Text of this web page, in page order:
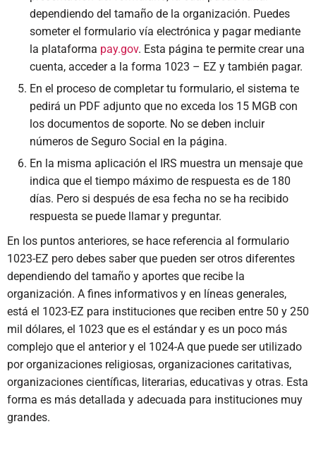
dependiendo del tamaño de la organización. Puedes
someter el formulario vía electrónica y pagar mediante
la plataforma pay.gov. Esta página te permite crear una
cuenta, acceder a la forma 1023 – EZ y también pagar.
En el proceso de completar tu formulario, el sistema te
pedirá un PDF adjunto que no exceda los 15 MGB con
los documentos de soporte. No se deben incluir
números de Seguro Social en la página.
En la misma aplicación el IRS muestra un mensaje que
indica que el tiempo máximo de respuesta es de 180
días. Pero si después de esa fecha no se ha recibido
respuesta se puede llamar y preguntar.
En los puntos anteriores, se hace referencia al formulario
1023-EZ pero debes saber que pueden ser otros diferentes
dependiendo del tamaño y aportes que recibe la
organización. A fines informativos y en líneas generales,
está el 1023-EZ para instituciones que reciben entre 50 y 250
mil dólares, el 1023 que es el estándar y es un poco más
complejo que el anterior y el 1024-A que puede ser utilizado
por organizaciones religiosas, organizaciones caritativas,
organizaciones científicas, literarias, educativas y otras. Esta
forma es más detallada y adecuada para instituciones muy
grandes.